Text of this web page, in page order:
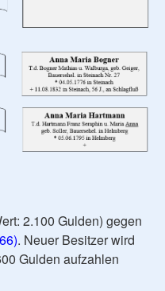
2.100 Gulden) gegen
. Neuer Besitzer wird
Gulden aufzahlen